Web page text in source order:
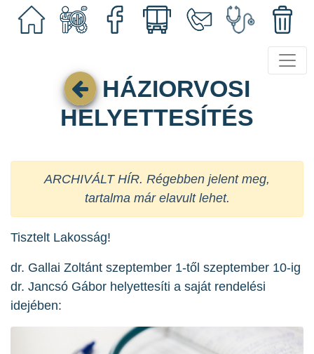
HÁZIORVOSI
HELYETTESÍTÉS
ARCHIVÁLT HÍR. Régebben jelent meg,
tartalma már elavult lehet.
Tisztelt Lakosság!
dr. Gallai Zoltánt szeptember 1-től szeptember 10-ig
dr. Jancsó Gábor helyettesíti a saját rendelési
idejében: